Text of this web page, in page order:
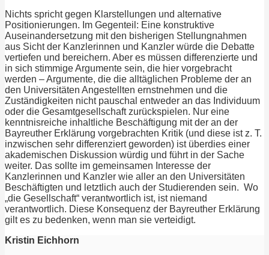
Nichts spricht gegen Klarstellungen und alternative
Positionierungen. Im Gegenteil: Eine konstruktive
Auseinandersetzung mit den bisherigen Stellungnahmen
aus Sicht der Kanzlerinnen und Kanzler würde die Debatte
vertiefen und bereichern. Aber es müssen differenzierte und
in sich stimmige Argumente sein, die hier vorgebracht
werden – Argumente, die die alltäglichen Probleme der an
den Universitäten Angestellten ernstnehmen und die
Zuständigkeiten nicht pauschal entweder an das Individuum
oder die Gesamtgesellschaft zurückspielen. Nur eine
kenntnisreiche inhaltliche Beschäftigung mit der an der
Bayreuther Erklärung vorgebrachten Kritik (und diese ist z. T.
inzwischen sehr differenziert geworden) ist überdies einer
akademischen Diskussion würdig und führt in der Sache
weiter. Das sollte im gemeinsamen Interesse der
Kanzlerinnen und Kanzler wie aller an den Universitäten
Beschäftigten und letztlich auch der Studierenden sein. Wo
„die Gesellschaft“ verantwortlich ist, ist niemand
verantwortlich. Diese Konsequenz der Bayreuther Erklärung
gilt es zu bedenken, wenn man sie verteidigt.
Kristin Eichhorn